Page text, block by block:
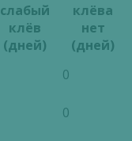
слабый
клёв
(дней)
клёва
нет
(дней)
0
0